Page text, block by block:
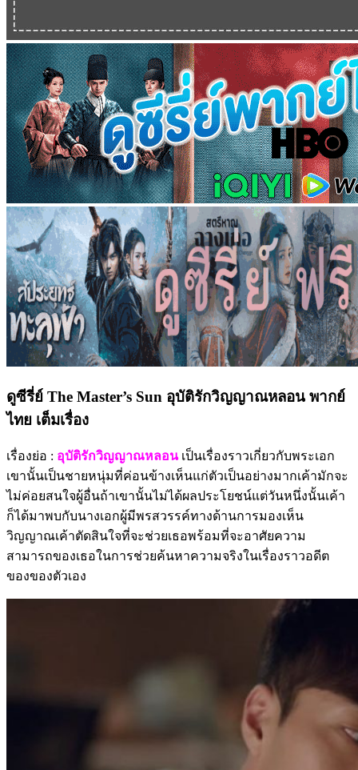
ดูซีรี่ย์ The Master’s Sun อุบัติรักวิญญาณหลอน พากย์
ไทย เต็มเรื่อง
เรื่องย่อ : อุบัติรักวิญญาณหลอน เป็นเรื่องราวเกี่ยวกับพระเอก
เขานั้นเป็นชายหนุ่มที่ค่อนข้างเห็นแก่ตัวเป็นอย่างมากเค้ามักจะ
ไม่ค่อยสนใจผู้อื่นถ้าเขานั้นไม่ได้ผลประโยชน์แต่วันหนึ่งนั้นเค้า
ก็ได้มาพบกับนางเอกผู้มีพรสวรรค์ทางด้านการมองเห็น
วิญญาณเค้าตัดสินใจที่จะช่วยเธอพร้อมที่จะอาศัยความ
สามารถของเธอในการช่วยค้นหาความจริงในเรื่องราวอดีต
ของของตัวเอง